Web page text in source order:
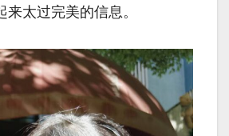
太过完美的信息。